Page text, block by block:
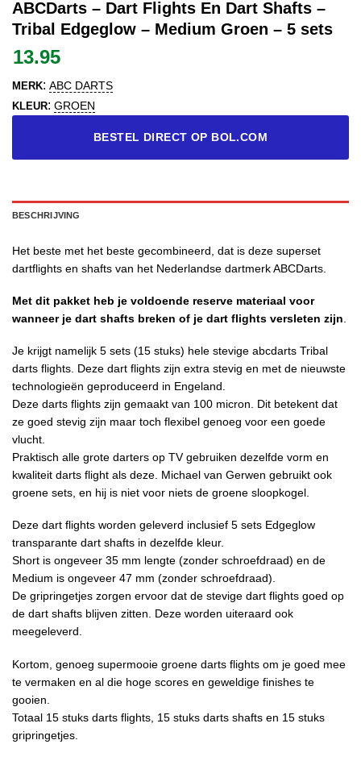
ABCDarts – Dart Flights En Dart Shafts –
Tribal Edgeglow – Medium Groen – 5 sets
13.95
MERK: ABC DARTS
KLEUR: GROEN
BESTEL DIRECT OP BOL.COM
BESCHRIJVING
Het beste met het beste gecombineerd, dat is deze superset
dartflights en shafts van het Nederlandse dartmerk ABCDarts.
Met dit pakket heb je voldoende reserve materiaal voor
wanneer je dart shafts breken of je dart flights versleten zijn
Je krijgt namelijk 5 sets (15 stuks) hele stevige abcdarts Tribal
darts flights. Deze dart flights zijn extra stevig en met de nieuwste
technologieën geproduceerd in Engeland.
Deze darts flights zijn gemaakt van 100 micron. Dit betekent dat
ze goed stevig zijn maar toch flexibel genoeg voor een goede
vlucht.
Praktisch alle grote darters op TV gebruiken dezelfde vorm en
kwaliteit darts flight als deze. Michael van Gerwen gebruikt ook
groene sets, en hij is niet voor niets de groene sloopkogel.
Deze dart flights worden geleverd inclusief 5 sets Edgeglow
transparante dart shafts in dezelfde kleur.
Short is ongeveer 35 mm lengte (zonder schroefdraad) en de
Medium is ongeveer 47 mm (zonder schroefdraad).
De gripringetjes zorgen ervoor dat de stevige dart flights goed op
de dart shafts blijven zitten. Deze worden uiteraard ook
meegeleverd.
Kortom, genoeg supermooie groene darts flights om je goed mee
te vermaken en al die hoge scores en geweldige finishes te
gooien.
Totaal 15 stuks darts flights, 15 stuks darts shafts en 15 stuks
gripringetjes.